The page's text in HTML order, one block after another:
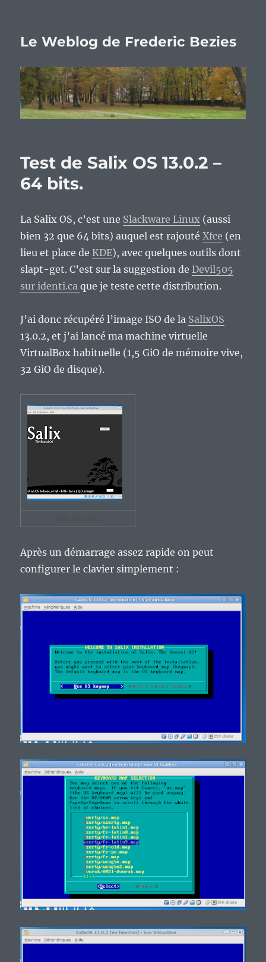
Le Weblog de Frederic Bezies
Test de Salix OS 13.0.2 –
64 bits.
La Salix OS, c’est une Slackware Linux (aussi
bien 32 que 64 bits) auquel est rajoutéXfce (en
lieu et place de KDE), avec quelques outils dont
slapt-get. C’est sur la suggestion deDevil505
sur identi.caque je teste cette distribution.
J’ai donc récupéré l’image ISO de la SalixOS
13.0.2, et j’ai lancé ma machine virtuelle
VirtualBox habituelle (1,5 GiO de mémoire vive,
32 GiO de disque).
Après un démarrage assez rapide on peut
configurer le clavier simplement :